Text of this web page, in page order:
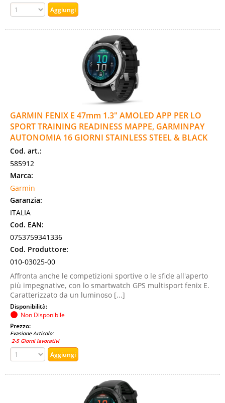
GARMIN FENIX E 47mm 1.3" AMOLED APP PER LO
SPORT TRAINING READINESS MAPPE, GARMINPAY
AUTONOMIA 16 GIORNI STAINLESS STEEL & BLACK
Cod. art.:
585912
Marca:
Garmin
Garanzia:
ITALIA
Cod. EAN:
0753759341336
Cod. Produttore:
010-03025-00
Affronta anche le competizioni sportive o le sfide all'aperto
più impegnative, con lo smartwatch GPS multisport fenix E.
Caratterizzato da un luminoso [...]
Disponibilità:
Non Disponibile
Prezzo:
Evasione Articolo:
2-5 Giorni lavorativi